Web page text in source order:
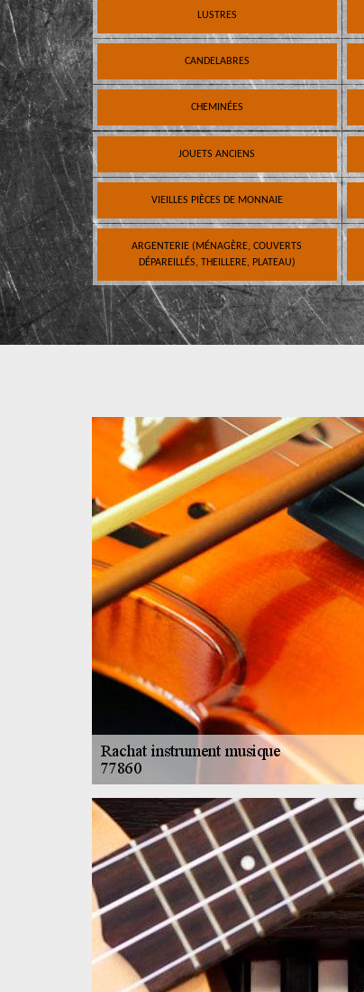
LUSTRES
CANDELABRES
CHEMINÉES
JOUETS ANCIENS
VIEILLES PIÈCES DE MONNAIE
ARGENTERIE (MÉNAGÈRE, COUVERTS
DÉPAREILLÉS, THEILLERE, PLATEAU)